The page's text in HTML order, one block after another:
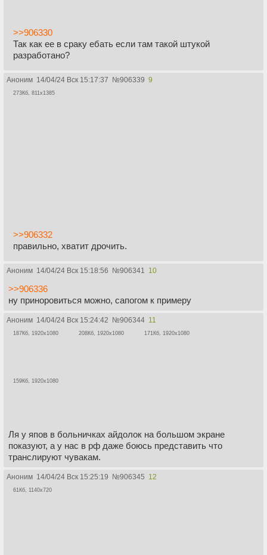
>>906330
Так как ее в сраку ебать если там такой штукой
разработано?
Аноним 14/04/24 Вск 15:17:37 №906339 9
273Кб, 811x1385
>>906332
правильно, хватит дрочить.
Аноним 14/04/24 Вск 15:18:56 №906341 10
>>906336
ну приноровиться можно, сапогом к примеру
Аноним 14/04/24 Вск 15:24:42 №906344 11
187Кб, 1920x1080 208Кб, 1920x1080 171Кб, 1920x1080
159Кб, 1920x1080
Ля у япов в больничках айдолок на большом экране
показуют, а у нас в рф даже боюсь представить что
транслируют чувакам.
Аноним 14/04/24 Вск 15:25:19 №906345 12
61Кб, 1140x720